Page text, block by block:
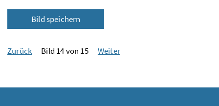
Bild speichern
Zurück Bild 14 von 15 Weiter